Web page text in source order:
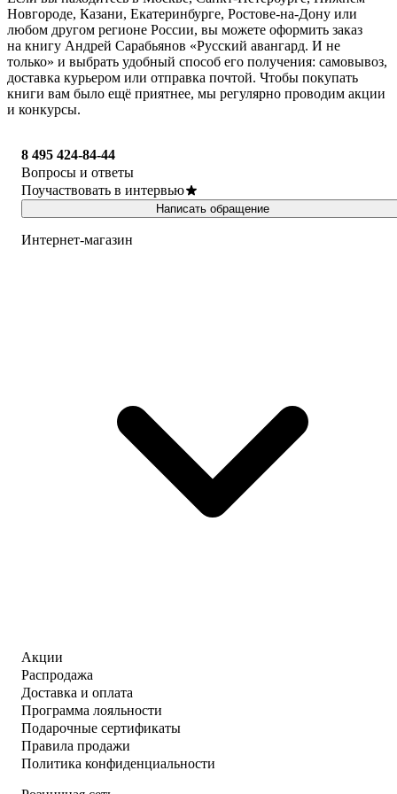
Новгороде, Казани, Екатеринбурге, Ростове-на-Дону или
любом другом регионе России, вы можете оформить заказ
на книгу Андрей Сарабьянов «Русский авангард. И не
только» и выбрать удобный способ его получения: самовывоз,
доставка курьером или отправка почтой. Чтобы покупать
книги вам было ещё приятнее, мы регулярно проводим акции
и конкурсы.
8 495 424-84-44
Вопросы и ответы
Поучаствовать в интервью
Написать обращение
Интернет-магазин
Акции
Распродажа
Доставка и оплата
Программа лояльности
Подарочные сертификаты
Правила продажи
Политика конфиденциальности